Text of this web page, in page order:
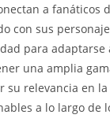
a fanáticos
con sus
para adaptarse
una amplia
su relevancia en
a lo largo de